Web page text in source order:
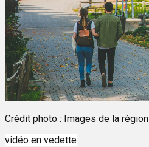
Crédit photo : Images de la région
vidéo en vedette